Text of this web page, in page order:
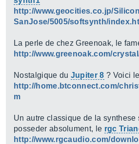
http://www.geocities.co.jp/
SanJose/5005/softsynth/
La perle de chez Greenoak, le
http://www.greenoak.com/
Nostalgique du Jupiter 8 ? Voici
http://home.btconnect.com/
m
Un autre classique de la synthese
posseder absolument, le rgc
http://www.rgcaudio.com/